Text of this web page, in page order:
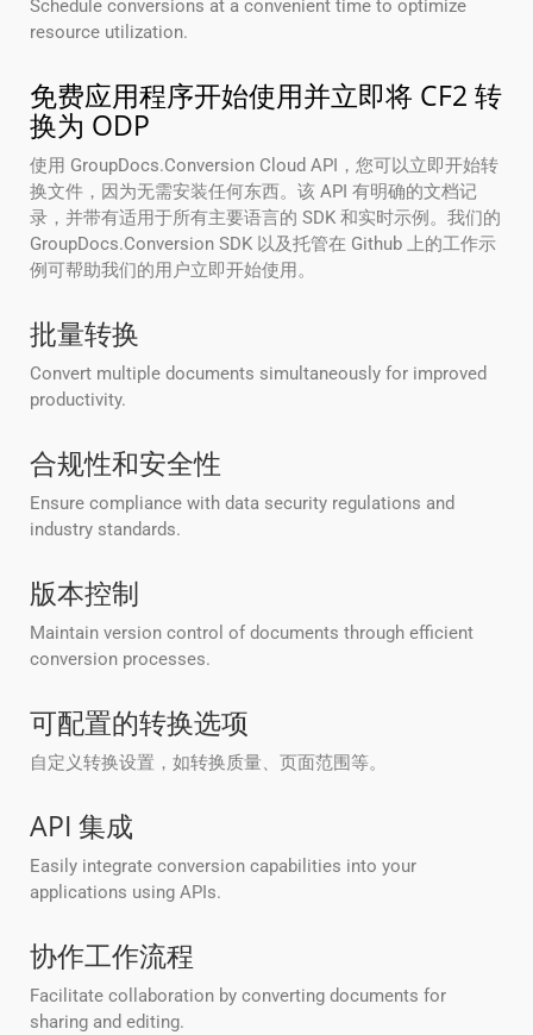
Schedule conversions at a convenient time to optimize
resource utilization.
免费应用程序开始使用并立即将 CF2 转
换为 ODP
使用 GroupDocs.Conversion Cloud API，您可以立即开始转
换文件，因为无需安装任何东西。该 API 有明确的文档记
录，并带有适用于所有主要语言的 SDK 和实时示例。我们的
GroupDocs.Conversion SDK 以及托管在 Github 上的工作示
例可帮助我们的用户立即开始使用。
批量转换
Convert multiple documents simultaneously for improved
productivity.
合规性和安全性
Ensure compliance with data security regulations and
industry standards.
版本控制
Maintain version control of documents through efficient
conversion processes.
可配置的转换选项
自定义转换设置，如转换质量、页面范围等。
API 集成
Easily integrate conversion capabilities into your
applications using APIs.
协作工作流程
Facilitate collaboration by converting documents for
sharing and editing.